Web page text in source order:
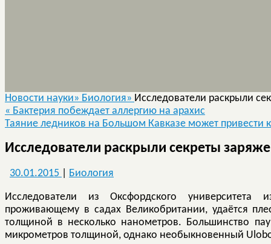
Новости науки» Биология» Исследователи раскрыли
« Бактерия побеждает аллергию на арахис
Таяние ледников на Большом Кавказе может привести
Исследователи раскрыли секреты
30.01.2015 Биология
Исследователи из Оксфордского университета
проживающему в садах Великобритании, удаётся
толщиной в несколько нанометров. Большинство
микрометров толщиной, однако необыкновенный